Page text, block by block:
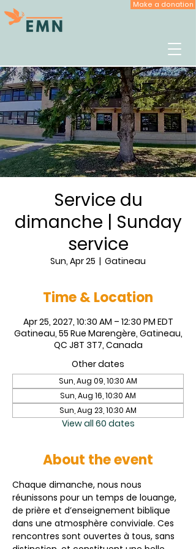
Make a donation
Service du
dimanche | Sunday
service
Sun, Apr 25
  |
Gatineau
Time & Location
Apr 25, 2027, 10:30 AM – 12:30 PM EDT
Gatineau, 55 Rue Marengère, Gatineau,
QC J8T 3T7, Canada
Other dates
Sun, Aug 09, 10:30 AM
Sun, Aug 16, 10:30 AM
Sun, Aug 23, 10:30 AM
View all 60 dates
About the event
Chaque dimanche, nous nous
réunissons pour un temps de louange,
de prière et d’enseignement biblique
dans une atmosphère conviviale. Ces
rencontres sont ouvertes à tous, sans